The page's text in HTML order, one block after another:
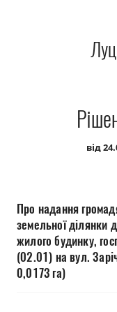
від
Про надання
земельної ділянки
жилого будинку,
(02.01) на вул.
0,0173 га)